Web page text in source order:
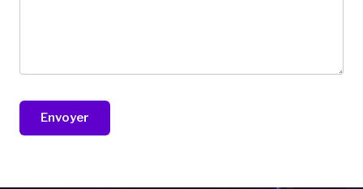
Envoyer